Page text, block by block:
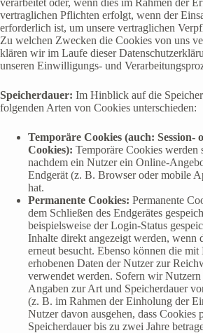
verarbeitet oder, wenn dies im Rahmen der
vertraglichen Pflichten erfolgt, wenn der
erforderlich ist, um unsere vertraglichen
Zu welchen Zwecken die Cookies von uns
klären wir im Laufe dieser
unseren Einwilligungs- und
Speicherdauer: Im Hinblick auf die
folgenden Arten von Cookies unterschieden:
Temporäre Cookies (auch: Session-
Cookies): Temporäre Cookies werden
nachdem ein Nutzer ein Online-
Endgerät (z. B. Browser oder mobile
hat.
Permanente Cookies: Permanente
dem Schließen des Endgerätes
beispielsweise der Login-Status
Inhalte direkt angezeigt werden, wenn
erneut besucht. Ebenso können die
erhobenen Daten der Nutzer zur
verwendet werden. Sofern wir
Angaben zur Art und Speicherdauer
(z. B. im Rahmen der Einholung der
Nutzer davon ausgehen, dass Cookies
Speicherdauer bis zu zwei Jahre